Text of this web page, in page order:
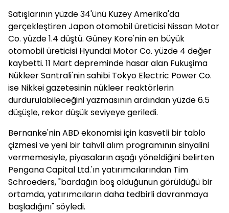
Satışlarının yüzde 34'ünü Kuzey Amerika'da
gerçekleştiren Japon otomobil üreticisi Nissan Motor
Co. yüzde 1.4 düştü. Güney Kore'nin en büyük
otomobil üreticisi Hyundai Motor Co. yüzde 4 değer
kaybetti. 11 Mart depreminde hasar alan Fukuşima
Nükleer Santrali'nin sahibi Tokyo Electric Power Co.
ise Nikkei gazetesinin nükleer reaktörlerin
durdurulabileceğini yazmasının ardından yüzde 6.5
düşüşle, rekor düşük seviyeye geriledi.
Bernanke'nin ABD ekonomisi için kasvetli bir tablo
çizmesi ve yeni bir tahvil alım programının sinyalini
vermemesiyle, piyasaların aşağı yöneldiğini belirten
Pengana Capital Ltd.'ın yatırımcılarından Tim
Schroeders, "bardağın boş olduğunun görüldüğü bir
ortamda, yatırımcıların daha tedbirli davranmaya
başladığını" söyledi.